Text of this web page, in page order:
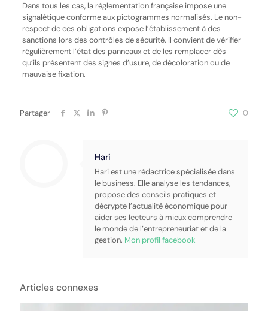
Dans tous les cas, la réglementation française impose une
signalétique conforme aux pictogrammes normalisés. Le non-
respect de ces obligations expose l’établissement à des
sanctions lors des contrôles de sécurité. Il convient de vérifier
régulièrement l’état des panneaux et de les remplacer dès
qu’ils présentent des signes d’usure, de décoloration ou de
mauvaise fixation.
Partager 0
Hari
Hari est une rédactrice spécialisée dans
le business. Elle analyse les tendances,
propose des conseils pratiques et
décrypte l’actualité économique pour
aider ses lecteurs à mieux comprendre
le monde de l’entrepreneuriat et de la
gestion. Mon profil facebook
Articles connexes